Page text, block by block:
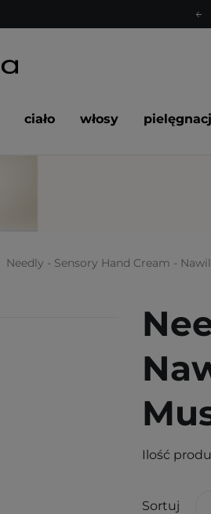
ciało włosy
Needly - Sensory Hand Cream -
Ilość
Sortuj